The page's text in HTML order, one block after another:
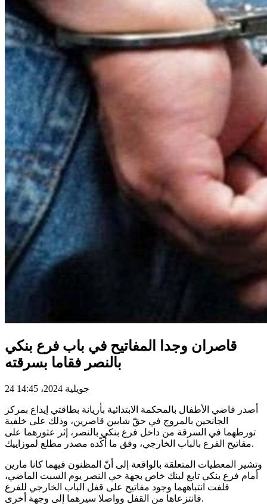
قاصران وجدا المفاتيح في باب فرع بنكي
بالنصر فقاما بسرقته
24 جويلية 2024، 14:45
أصدر قاضي الأطفال بالمحكمة الابتدائية بأريانة بطاقتي إيداع بمركز
الجانحين بالمروج في حقّ شابين قاصرين، وذلك على خلفية
تورطهما في السرقة من داخل فرع بنكي بالنصر، إثر عثورهما على
مفاتيح الفرع بالباب الخارجي، وفق ما أكّده مصدر مطلع لموزاييك.
وتشير المعطيات المتعلقة بالواقعة إلى أنّ المظنون فيهما كانا مارين
أمام فرع بنكي تابع لبنك خاص بجهة حي النصر يوم السبت الماضي،
فلفت انتباههما وجود مفاتيح على قفل الباب الخارجي للفرع
فانتزعاها من القفل وواصلا سيرهما إلى وجهة أخرى.